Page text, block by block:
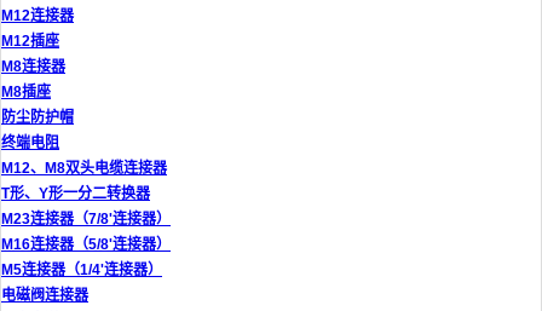
M12连接器
M12插座
M8连接器
M8插座
防尘防护帽
终端电阻
M12、M8双头电缆连接器
T形、Y形一分二转换器
M23连接器（7/8'连接器）
M16连接器（5/8'连接器）
M5连接器（1/4'连接器）
电磁阀连接器